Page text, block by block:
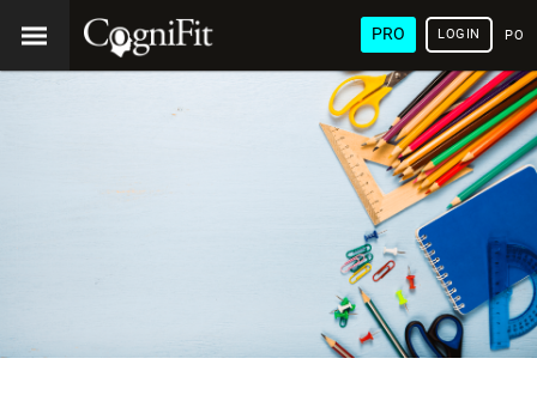
PRO LOGIN